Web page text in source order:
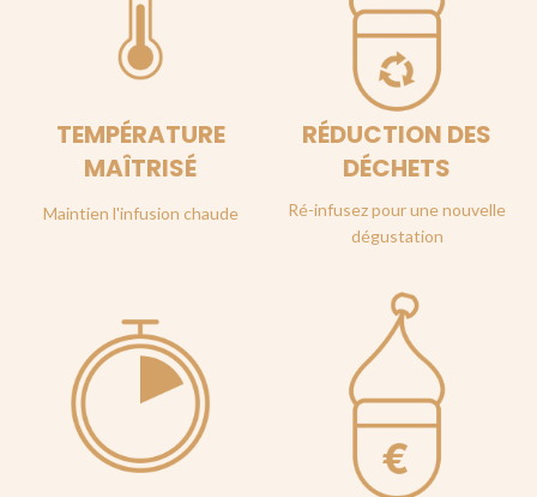
TEMPÉRATURE
MAÎTRISÉ
Maintien l'infusion chaude
RÉDUCTION DES
DÉCHETS
Ré-infusez pour une nouvelle
dégustation